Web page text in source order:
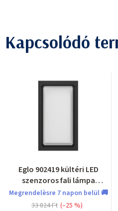
Kapcsolódó
Eglo 902419 kültéri LED
szenzoros fali lámpa
Genovese
Megrendelèsre 7 napon belül 🚚
33 824 Ft (–25 %)